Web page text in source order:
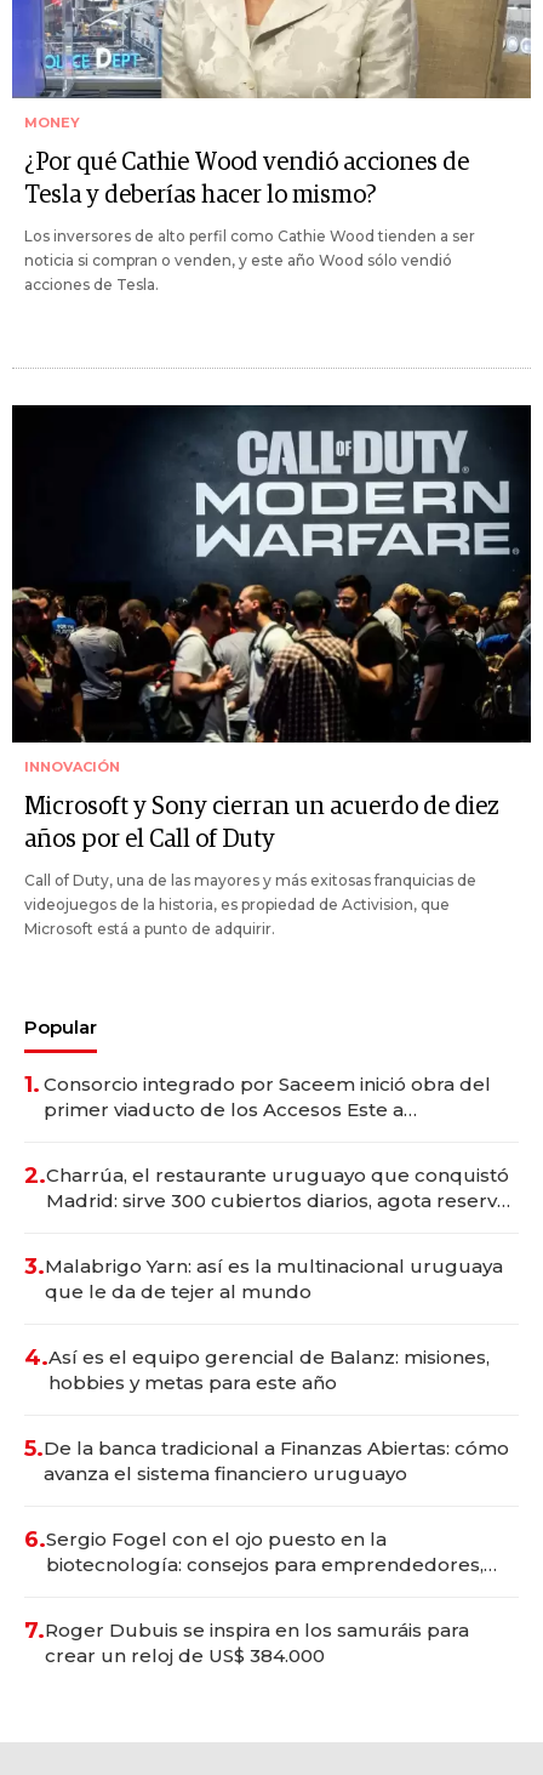
MONEY
¿Por qué Cathie Wood vendió acciones de
Tesla y deberías hacer lo mismo?
Los inversores de alto perfil como Cathie Wood tienden a ser
noticia si compran o venden, y este año Wood sólo vendió
acciones de Tesla.
INNOVACIÓN
Microsoft y Sony cierran un acuerdo de diez
años por el Call of Duty
Call of Duty, una de las mayores y más exitosas franquicias de
videojuegos de la historia, es propiedad de Activision, que
Microsoft está a punto de adquirir.
Popular
1. Consorcio integrado por Saceem inició obra del
primer viaducto de los Accesos Este a
2.Charrúa, el restaurante uruguayo que conquistó
Madrid: sirve 300 cubiertos diarios, agota reservas
3.Malabrigo Yarn: así es la multinacional uruguaya
que le da de tejer al mundo
4.Así es el equipo gerencial de Balanz: misiones,
hobbies y metas para este año
5.De la banca tradicional a Finanzas Abiertas: cómo
avanza el sistema financiero uruguayo
6.Sergio Fogel con el ojo puesto en la
biotecnología: consejos para emprendedores,
7.Roger Dubuis se inspira en los samuráis para
crear un reloj de US$ 384.000